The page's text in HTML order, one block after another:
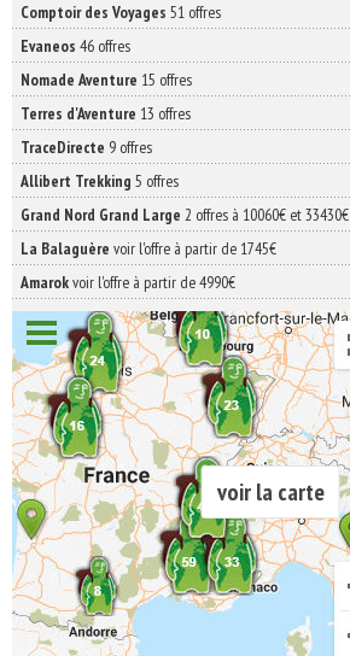
Comptoir des Voyages 51 offres
Evaneos 46 offres
Nomade Aventure 15 offres
Terres d'Aventure 13 offres
TraceDirecte 9 offres
Allibert Trekking 5 offres
Grand Nord Grand Large 2 offres à 10060€ et 33430€
La Balaguère voir l'offre à partir de 1745€
Amarokvoir l'offre à partir de 4990€
voir la carte